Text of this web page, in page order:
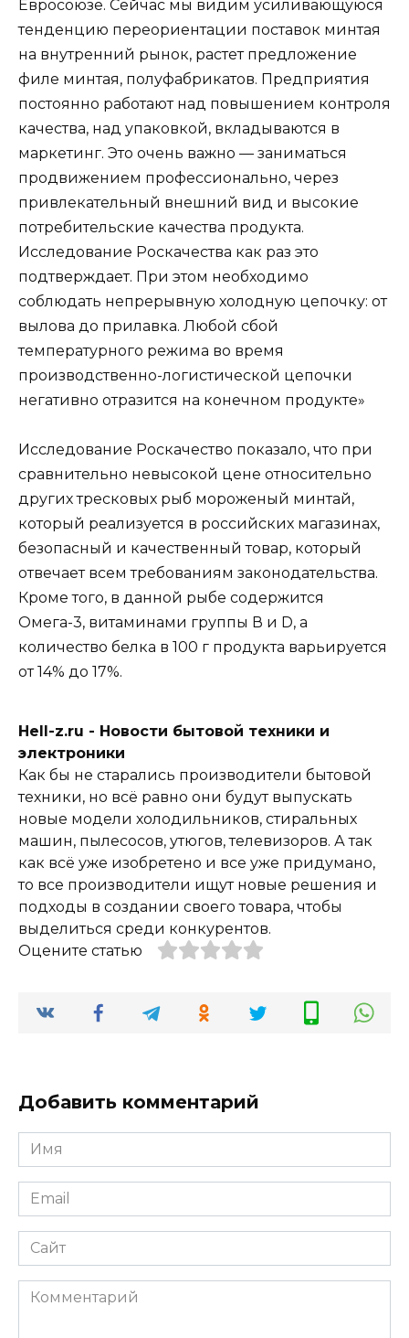
Евросоюзе. Сейчас мы видим усиливающуюся
тенденцию переориентации поставок минтая
на внутренний рынок, растет предложение
филе минтая, полуфабрикатов. Предприятия
постоянно работают над повышением контроля
качества, над упаковкой, вкладываются в
маркетинг. Это очень важно — заниматься
продвижением профессионально, через
привлекательный внешний вид и высокие
потребительские качества продукта.
Исследование Роскачества как раз это
подтверждает. При этом необходимо
соблюдать непрерывную холодную цепочку: от
вылова до прилавка. Любой сбой
температурного режима во время
производственно-логистической цепочки
негативно отразится на конечном продукте»
Исследование Роскачество показало, что при
сравнительно невысокой цене относительно
других тресковых рыб мороженый минтай,
который реализуется в российских магазинах,
безопасный и качественный товар, который
отвечает всем требованиям законодательства.
Кроме того, в данной рыбе содержится
Омега-3, витаминами группы В и D, а
количество белка в 100 г продукта варьируется
от 14% до 17%.
Hell-z.ru - Новости бытовой техники и
электроники
Как бы не старались производители бытовой
техники, но всё равно они будут выпускать
новые модели холодильников, стиральных
машин, пылесосов, утюгов, телевизоров. А так
как всё уже изобретено и все уже придумано,
то все производители ищут новые решения и
подходы в создании своего товара, чтобы
выделиться среди конкурентов.
Оцените статью
Добавить комментарий
Имя
*
Email
*
Сайт
Комментарий